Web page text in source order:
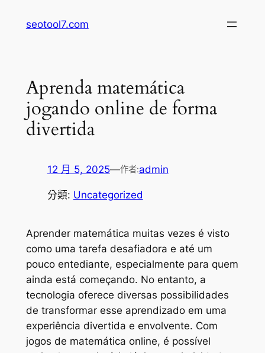
seotool7.com
Aprenda matemática
jogando online de forma
divertida
12 月 5, 2025—作者:admin
分類: Uncategorized
Aprender matemática muitas vezes é visto
como uma tarefa desafiadora e até um
pouco entediante, especialmente para quem
ainda está começando. No entanto, a
tecnologia oferece diversas possibilidades
de transformar esse aprendizado em uma
experiência divertida e envolvente. Com
jogos de matemática online, é possível